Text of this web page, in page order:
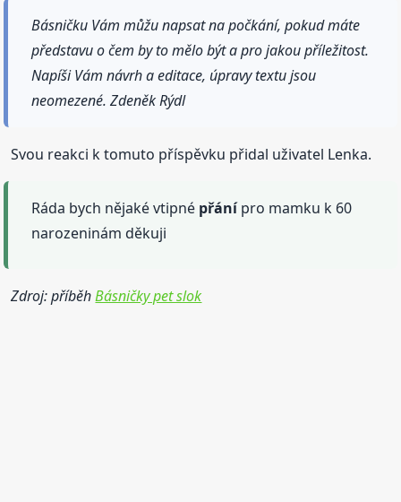
Básničku Vám můžu napsat na počkání, pokud máte
představu o čem by to mělo být a pro jakou příležitost.
Napíši Vám návrh a editace, úpravy textu jsou
neomezené. Zdeněk Rýdl
Svou reakci k tomuto příspěvku přidal uživatel Lenka.
Ráda bych nějaké vtipné přánípro mamku k 60
narozeninám děkuji
Zdroj: příběhBásničky pet slok